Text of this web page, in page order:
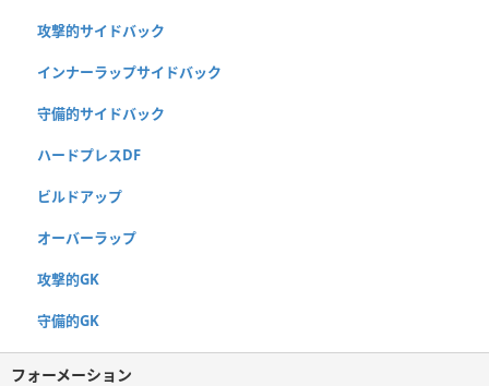
攻撃的サイドバック
インナーラップサイドバック
守備的サイドバック
ハードプレスDF
ビルドアップ
オーバーラップ
攻撃的GK
守備的GK
フォーメーション